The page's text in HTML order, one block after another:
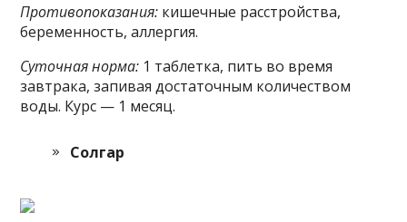
Противопоказания: кишечные расстройства,
беременность, аллергия.
Суточная норма: 1 таблетка, пить во время
завтрака, запивая достаточным количеством
воды. Курс — 1 месяц.
Солгар